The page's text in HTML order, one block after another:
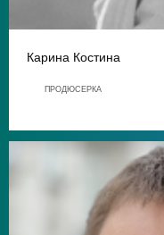
Карина Костина
ПРОДЮСЕРКА